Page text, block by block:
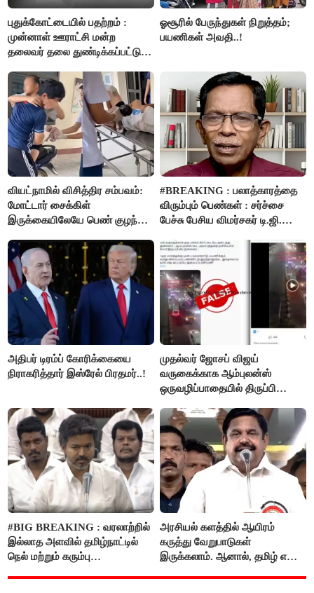
புதுக்கோட்டையில் பதற்றம் :
முன்னாள் ஊராட்சி மன்ற
தலைவர் தலை துண்டிக்கப்பட்டு
ஓசூரில் பேருந்துகள் நிறுத்தம்;
பயணிகள் அவதி..!
வியட்நாமில் விசித்திர சம்பவம்:
மோட்டார் சைக்கிள்
இருக்கையிலேயே பெண் குழந்தை
#BREAKING : பலாத்காரத்தை
விரும்பும் பெண்கள் : சர்ச்சை
பேச்சு பேசிய விமர்சகர் டி.ஜி.
அதிபர் டிரம்ப் கோரிக்கையை
நிராகரித்தார் இஸ்ரேல் பிரதமர்..!
முதல்வர் ஜோசப் விஜய்
வருகைக்காக ஆம்புலன்ஸ்
ஒருவழிப்பாதையில் திருப்பி
தான்..!
#BIG BREAKING : வரலாற்றில்
இல்லாத அளவில் தமிழ்நாட்டில்
நெல் மற்றும் கரும்பு
அரசியல் களத்தில் ஆயிரம்
கருத்து வேறுபாடுகள்
இருக்கலாம். ஆனால், தமிழ் என்று